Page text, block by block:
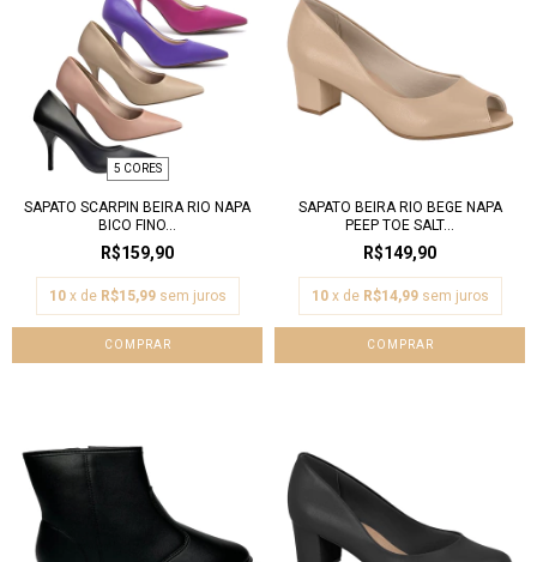
5 CORES
SAPATO SCARPIN BEIRA RIO NAPA
BICO FINO...
R$159,90
10 x de R$15,99 sem juros
COMPRAR
SAPATO BEIRA RIO BEGE NAPA
PEEP TOE SALT...
R$149,90
10 x de R$14,99 sem juros
COMPRAR